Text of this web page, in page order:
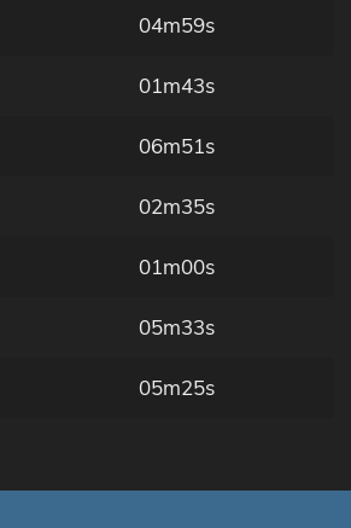
04m59s
01m43s
06m51s
02m35s
01m00s
05m33s
05m25s